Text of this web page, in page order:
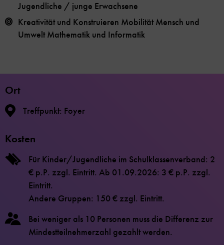
Jugendliche / junge Erwachsene
Kreativität und Konstruieren Mobilität Mensch und
Umwelt Mathematik und Informatik
Ort
Treffpunkt: Foyer
Kosten
Für Kinder/Jugendliche im Schulklassenverband: 2
€ p.P. zzgl. Eintritt. Ab 01.09.2026: 3 € p.P. zzgl.
Eintritt.
Andere Gruppen: 150 € zzgl. Eintritt.
Bei weniger als 10 Personen muss die Differenz zur
Mindestteilnehmerzahl gezahlt werden.